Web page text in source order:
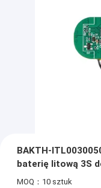
BAKTH-
baterię litową 3S
MOQ：10 sztuk